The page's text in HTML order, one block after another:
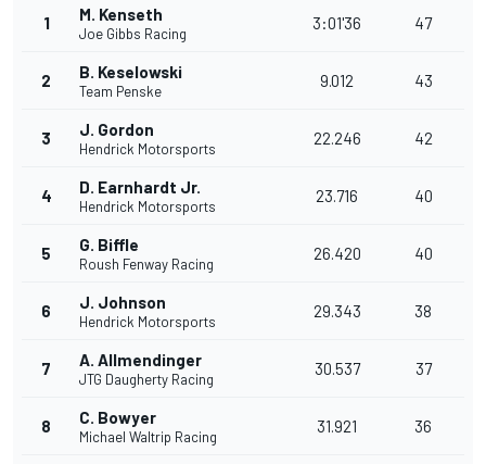
1 M. Kenseth
Joe Gibbs Racing
3:01'36 47
2 B. Keselowski
Team Penske
9.012 43
3 J. Gordon
Hendrick Motorsports
22.246 42
4 D. Earnhardt Jr.
Hendrick Motorsports
23.716 40
5 G. Biffle
Roush Fenway Racing
26.420 40
6 J. Johnson
Hendrick Motorsports
29.343 38
7 A. Allmendinger
JTG Daugherty Racing
30.537 37
8 C. Bowyer
Michael Waltrip Racing
31.921 36